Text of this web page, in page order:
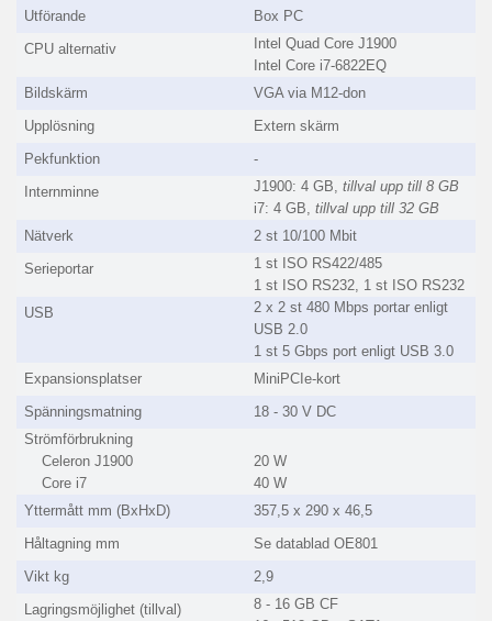
Utförande
Box PC
CPU alternativ
Intel Quad Core J1900
Intel Core i7-6822EQ
Bildskärm
VGA via M12-don
Upplösning
Extern skärm
Pekfunktion
-
Internminne
J1900: 4 GB, tillval upp till 8 GB
i7: 4 GB,tillval upp till 32 GB
Nätverk
2 st 10/100 Mbit
Serieportar
1 st ISO RS422/485
1 st ISO RS232, 1 st ISO RS232
USB
2 x 2 st 480 Mbps portar enligt
USB 2.0
1 st 5 Gbps port enligt USB 3.0
Expansionsplatser
MiniPCIe-kort
Spänningsmatning
18 - 30 V DC
Strömförbrukning
Celeron J1900
Core i7
20 W
40 W
Yttermått mm (BxHxD)
357,5 x 290 x 46,5
Håltagning mm
Se datablad OE801
Vikt kg
2,9
Lagringsmöjlighet (tillval)
8 - 16 GB CF